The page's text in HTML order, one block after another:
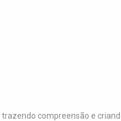
compreensão e